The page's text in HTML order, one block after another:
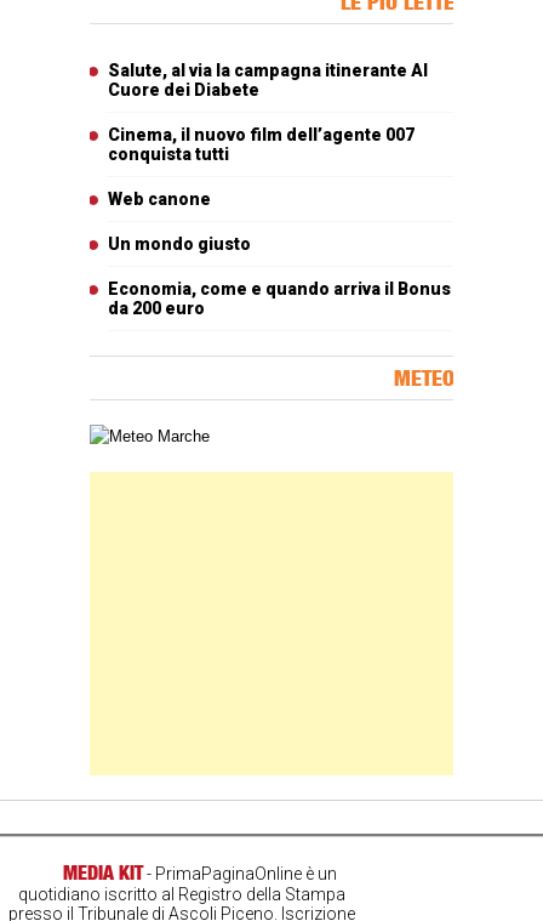
Salute, al via la campagna itinerante Al
Cuore dei Diabete
Cinema, il nuovo film dell’agente 007
conquista tutti
Web canone
Un mondo giusto
Economia, come e quando arriva il Bonus
da 200 euro
METEO
Carta meteorologica delle Marche
MEDIA KIT- PrimaPaginaOnline è un
quotidiano iscritto al Registro della Stampa
presso il Tribunale di Ascoli Piceno. Iscrizione